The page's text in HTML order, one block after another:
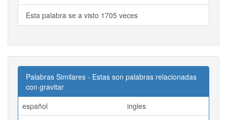
Esta palabra se a visto 1705 veces
Palabras Similares - Estas son palabras relacionadas
con gravitar
español
ingles